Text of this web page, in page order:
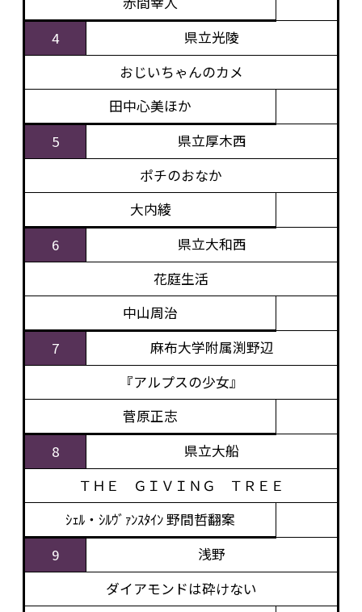
4
県立光陵
おじいちゃんのカメ
田中心美ほか
5
県立厚木西
ポチのおなか
大内綾
6
県立大和西
花庭生活
中山周治
7
麻布大学附属渕野辺
『アルプスの少女』
菅原正志
8
県立大船
ＴＨＥ ＧＩＶＩＮＧ ＴＲＥＥ
ｼｪﾙ・ｼﾙｳﾞｧﾝｽﾀｲﾝ 野間哲翻案
9
浅野
ダイアモンドは砕けない